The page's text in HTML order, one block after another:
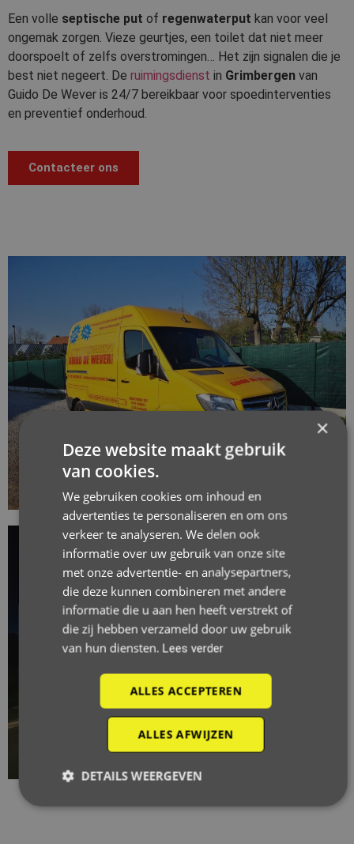
Een volle septische put of regenwaterput kan voor veel
ongemak zorgen. Vieze geurtjes, een toilet dat niet meer
doorspoelt of zelfs overstromingen… Het zijn signalen die je
best niet negeert. De ruimingsdienst in Grimbergen van
Guido De Wever is 24/7 bereikbaar voor spoedinterventies
en preventief onderhoud.
Contacteer ons
×
Deze website maakt gebruik
van cookies.
We gebruiken cookies om inhoud en
advertenties te personaliseren en om ons
verkeer te analyseren. We delen ook
informatie over uw gebruik van onze site
met onze advertentie- en analysepartners,
die deze kunnen combineren met andere
informatie die u aan hen heeft verstrekt of
die zij hebben verzameld door uw gebruik
van hun diensten. Lees verder
ALLES ACCEPTEREN
ALLES AFWIJZEN
DETAILS WEERGEVEN